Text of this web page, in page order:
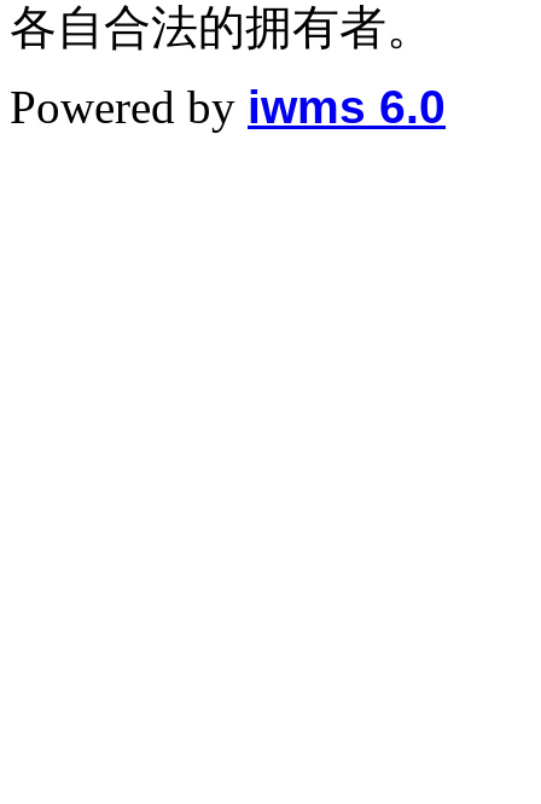
各自合法的拥有者。
Powered by iwms 6.0